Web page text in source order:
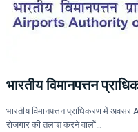
भारतीय विमानपत्तन
भारतीय विमानपत्तन प्राधिकरण में
रोजगार की तलाश करने वालों…